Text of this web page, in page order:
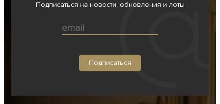
Подписаться на новости, обновления и лоты